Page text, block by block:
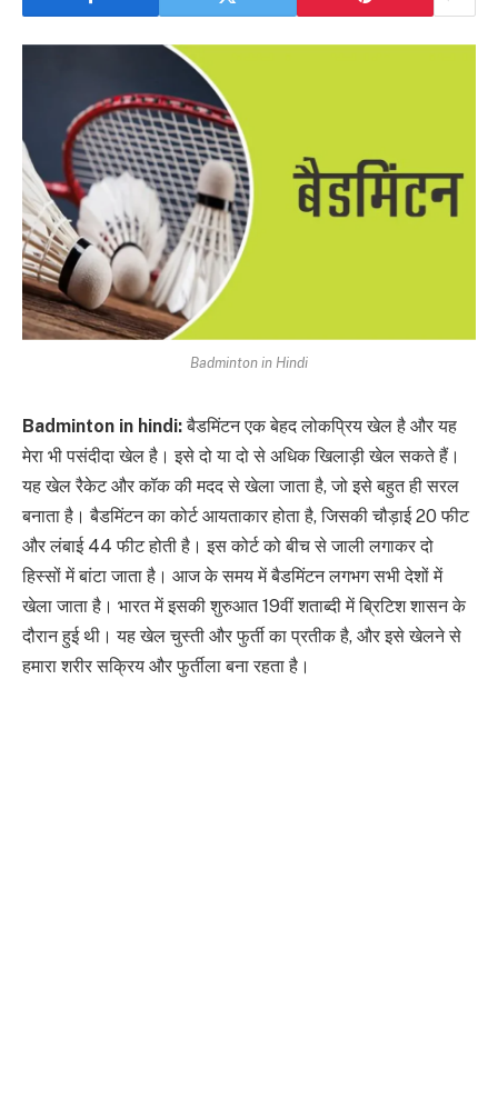
Badminton in Hindi
Badminton in hindi:बैडमिंटन एक बेहद लोकप्रिय खेल है और यह
मेरा भी पसंदीदा खेल है। इसे दो या दो से अधिक खिलाड़ी खेल सकते हैं।
यह खेल रैकेट और कॉक की मदद से खेला जाता है, जो इसे बहुत ही सरल
बनाता है। बैडमिंटन का कोर्ट आयताकार होता है, जिसकी चौड़ाई 20 फीट
और लंबाई 44 फीट होती है। इस कोर्ट को बीच से जाली लगाकर दो
हिस्सों में बांटा जाता है। आज के समय में बैडमिंटन लगभग सभी देशों में
खेला जाता है। भारत में इसकी शुरुआत 19वीं शताब्दी में ब्रिटिश शासन के
दौरान हुई थी। यह खेल चुस्ती और फुर्ती का प्रतीक है, और इसे खेलने से
हमारा शरीर सक्रिय और फुर्तीला बना रहता है।